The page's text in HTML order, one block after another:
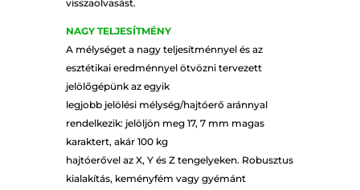
visszaolvasást.
NAGY TELJESÍTMÉNY
A mélységet a nagy teljesítménnyel és az
esztétikai eredménnyel ötvözni tervezett
jelölőgépünk az egyik
legjobb jelölési mélység/hajtóerő aránnyal
rendelkezik: jelöljön meg 17, 7 mm magas
karaktert, akár 100 kg
hajtóerővel az X, Y és Z tengelyeken. Robusztus
kialakítás, keményfém vagy gyémánt